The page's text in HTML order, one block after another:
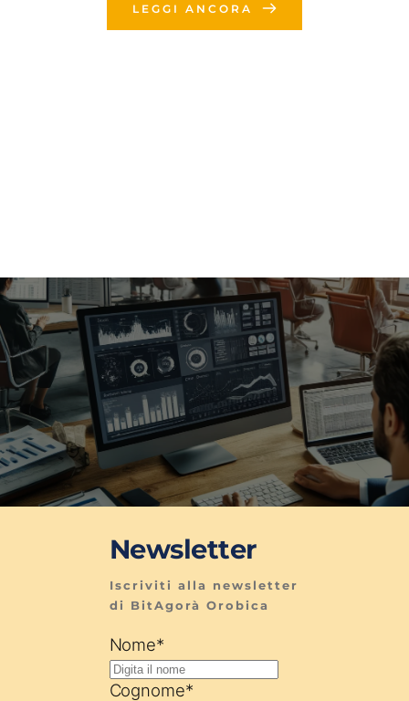
LEGGI ANCORA
Newsletter
Iscriviti alla newsletter
di BitAgorà Orobica
Nome*
Cognome*